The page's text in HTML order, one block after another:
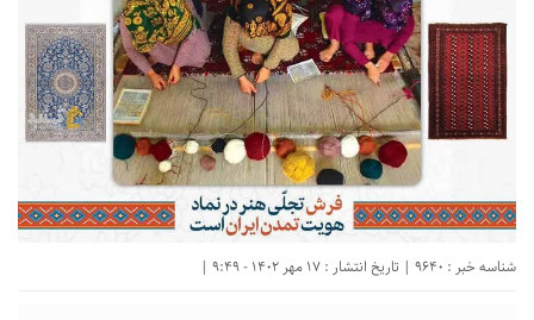
شناسه خبر : 9640 | تاریخ انتشار : 17 مهر 1402 - 9:49 |